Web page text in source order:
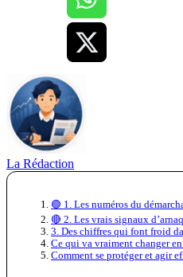
La Rédaction
🟢 1. Les numéros du
🔴 2. Les vrais signaux
3. Des chiffres qui font froid
Ce qui va vraiment changer
Comment se protéger et agir